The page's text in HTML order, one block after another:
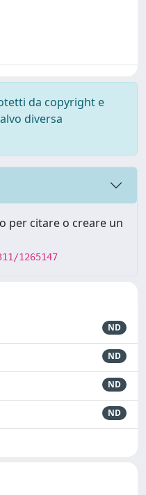
da copyright e
diversa
per citare o creare un
1265147
ND
ND
ND
ND